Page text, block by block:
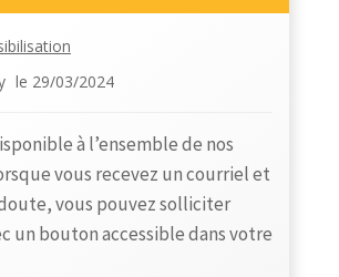
le 29/03/2024
à l’ensemble de nos
vous recevez un courriel et
vous pouvez solliciter
un bouton accessible dans votre